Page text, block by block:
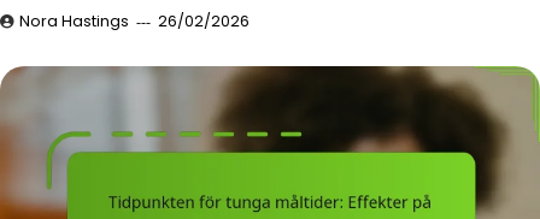
Nora Hastings 26/02/2026